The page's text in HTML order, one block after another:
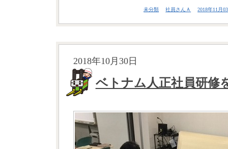
未分類 社員さんＡ 2018年11月
2018年10月30日
ベトナム人正社員研修